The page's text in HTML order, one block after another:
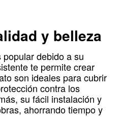
y belleza
debido a su
te permite crear
son ideales para cubrir
contra los
su fácil instalación y
ahorrando tiempo y